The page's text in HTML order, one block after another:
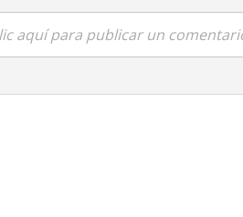
aquí para publicar un